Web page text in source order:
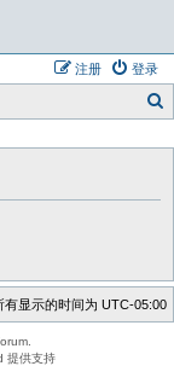
登录
注册
有显示的时间为 UTC-05:00
提供支持